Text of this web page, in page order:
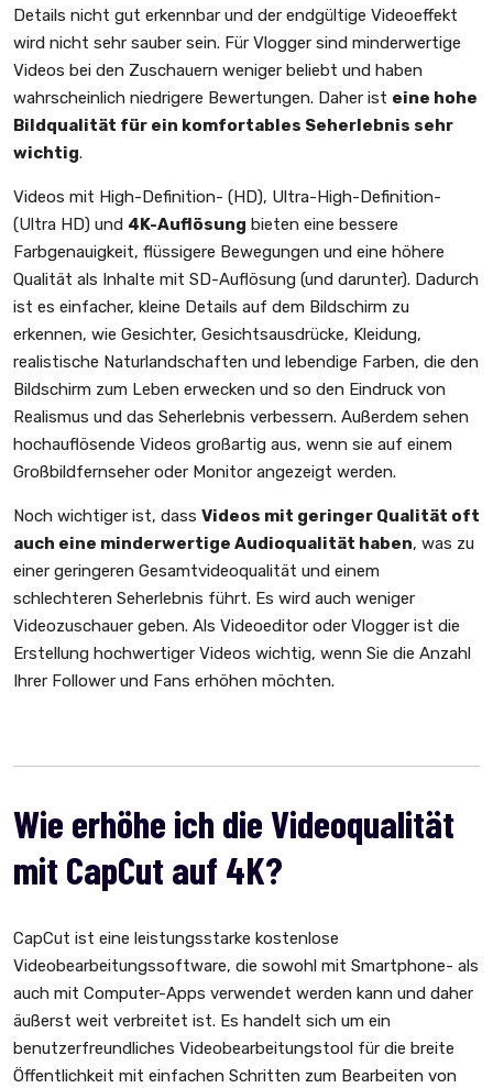
Details nicht gut erkennbar und der endgültige Videoeffekt
wird nicht sehr sauber sein. Für Vlogger sind minderwertige
Videos bei den Zuschauern weniger beliebt und haben
wahrscheinlich niedrigere Bewertungen. Daher ist eine hohe
Bildqualität für ein komfortables Seherlebnis sehr
wichtig.
Videos mit High-Definition- (HD), Ultra-High-Definition-
(Ultra HD) und 4K-Auflösung bieten eine bessere
Farbgenauigkeit, flüssigere Bewegungen und eine höhere
Qualität als Inhalte mit SD-Auflösung (und darunter). Dadurch
ist es einfacher, kleine Details auf dem Bildschirm zu
erkennen, wie Gesichter, Gesichtsausdrücke, Kleidung,
realistische Naturlandschaften und lebendige Farben, die den
Bildschirm zum Leben erwecken und so den Eindruck von
Realismus und das Seherlebnis verbessern. Außerdem sehen
hochauflösende Videos großartig aus, wenn sie auf einem
Großbildfernseher oder Monitor angezeigt werden.
Noch wichtiger ist, dass Videos mit geringer Qualität oft
auch eine minderwertige Audioqualität haben, was zu
einer geringeren Gesamtvideoqualität und einem
schlechteren Seherlebnis führt. Es wird auch weniger
Videozuschauer geben. Als Videoeditor oder Vlogger ist die
Erstellung hochwertiger Videos wichtig, wenn Sie die Anzahl
Ihrer Follower und Fans erhöhen möchten.
Wie erhöhe ich die Videoqualität
mit CapCut auf 4K?
CapCut ist eine leistungsstarke kostenlose
Videobearbeitungssoftware, die sowohl mit Smartphone- als
auch mit Computer-Apps verwendet werden kann und daher
äußerst weit verbreitet ist. Es handelt sich um ein
benutzerfreundliches Videobearbeitungstool für die breite
Öffentlichkeit mit einfachen Schritten zum Bearbeiten von